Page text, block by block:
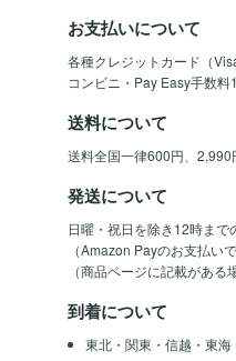
お支払いについて
各種クレジットカード（
コンビニ・Pay Easy手数
送料について
送料全国一律600円、
発送について
日曜・祝日を除き12時ま
（Amazon Payのお支払い
（商品ページに記載がある
到着について
東北・関東・信越・東